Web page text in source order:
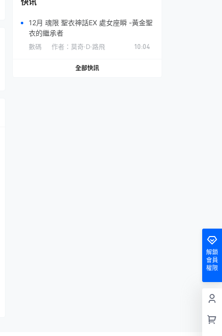
12月 魂限 聖衣神話EX 處女座瞬 -黃金聖
衣的繼承者
數碼 作者： 莫奇·D·路飛 10:04
全部快訊
解鎖
會員
權限